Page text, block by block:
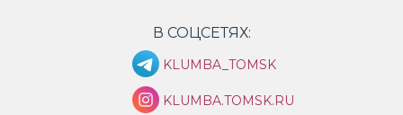
В СОЦСЕТЯХ:
KLUMBA_TOMSK
KLUMBA.TOMSK.RU